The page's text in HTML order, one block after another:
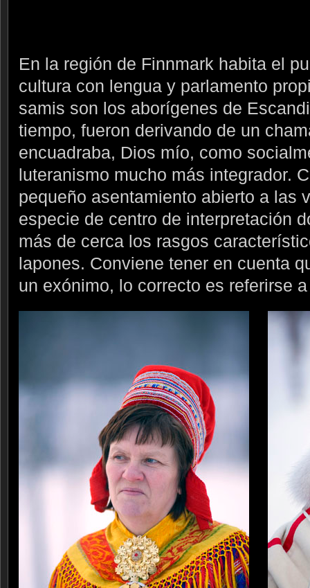
En la región de Finnmark habita el
cultura con lengua y parlamento
samis son los aborígenes de
tiempo, fueron derivando de un
encuadraba, Dios mío, como
luteranismo mucho más integrador.
pequeño asentamiento abierto a las
especie de centro de interpretación
más de cerca los rasgos
lapones. Conviene tener en cuenta
un exónimo, lo correcto es referirse